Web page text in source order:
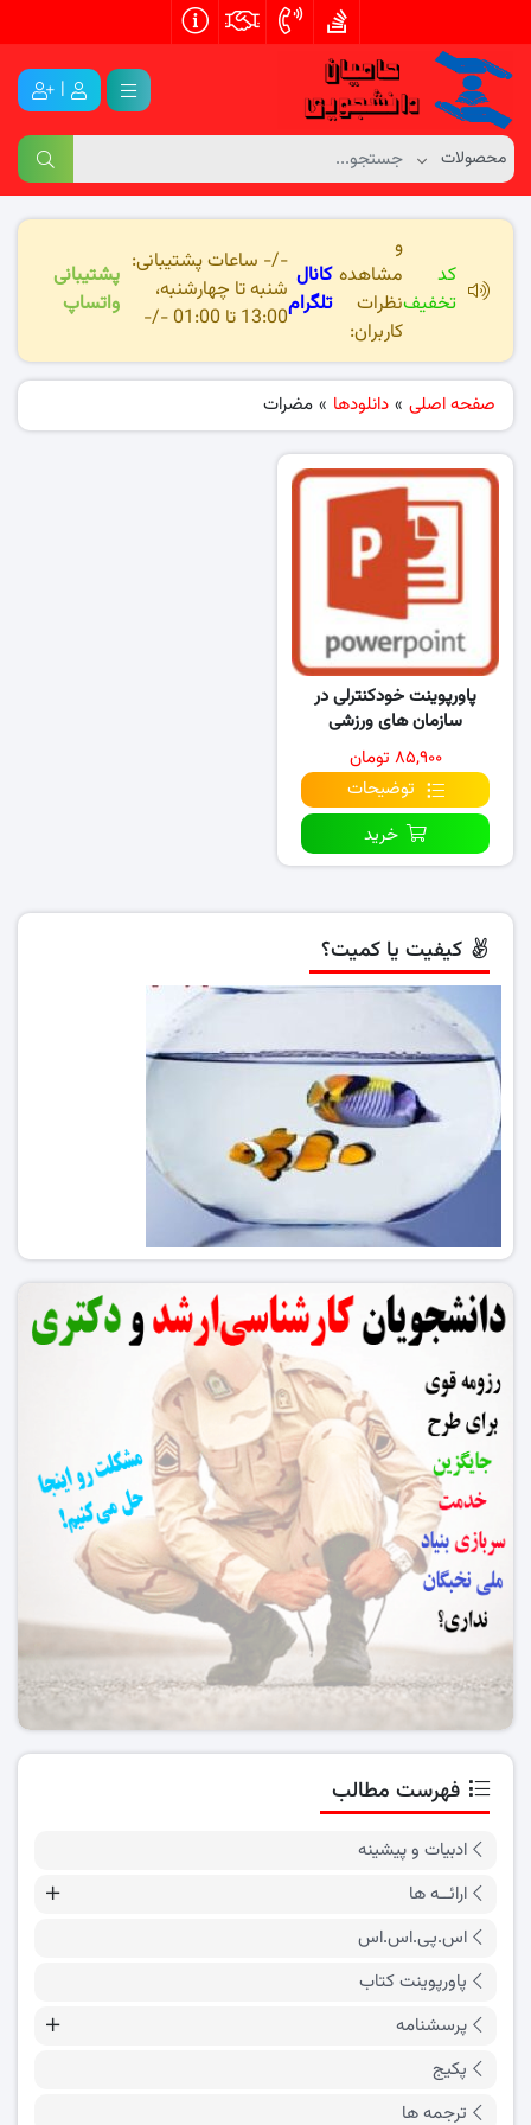
|
کد
تخفیف
و
مشاهده
نظرات
کاربران:
کانال
تلگرام
-/- ساعات پشتیبانی:
شنبه تا چهارشنبه،
13:00 تا 01:00 -/-
پشتیبانی
واتساپ
صفحه اصلی » دانلودها » مضرات
پاورپوینت خودکنترلی در
سازمان های ورزشی
۸۵,۹۰۰ تومان
توضیحات
خرید
کیفیت یا کمیت؟
فهرست مطالب
ادبیات و پیشینه
ارائــه ها
اس.پی.اس.اس
پاورپوینت کتاب
پرسشنامه
پکیج
ترجمه ها